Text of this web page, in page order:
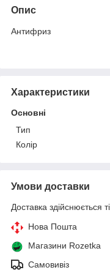
Опис
Антифриз
Характеристики
Основні
Тип
Колір
Умови доставки
Доставка здійснюється
Нова Пошта
Магазини Rozetka
Самовивіз